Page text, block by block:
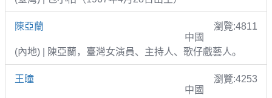
陳亞蘭
瀏覽:4811
中國
(內地) | 陳亞蘭，臺灣女演員、主持人、歌仔戲藝人。
王瞳
瀏覽:4253
中國